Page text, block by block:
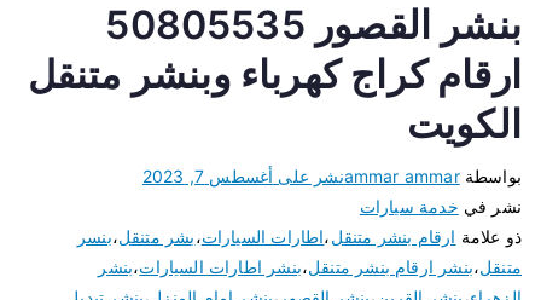
بنشر القصور 50805535
ارقام كراج كهرباء وبنشر متنقل
الكويت
بواسطةammar ammarنشر على أغسطس 7, 2023
نشر في خدمة سيارات
ذو علامة ارقام بنشر متنقل،اطارات السيارات،بشر متنقل،بنسر
متنقل،بنشر ارقام بنشر متنقل،بنشر اطارات السيارات،بنشر